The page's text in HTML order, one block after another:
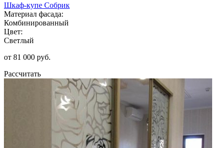
Шкаф-купе Собрик
Материал фасада:
Комбинированный
Цвет:
Светлый
от 81 000 руб.
Рассчитать